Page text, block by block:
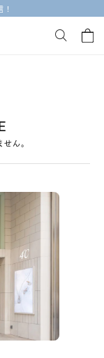
まのプーさん
すべてのジュエリー
ん。